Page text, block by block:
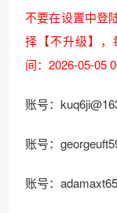
不要在设置中登
择【不升级】
间：2026-05-05
账号：
账号：
账号：